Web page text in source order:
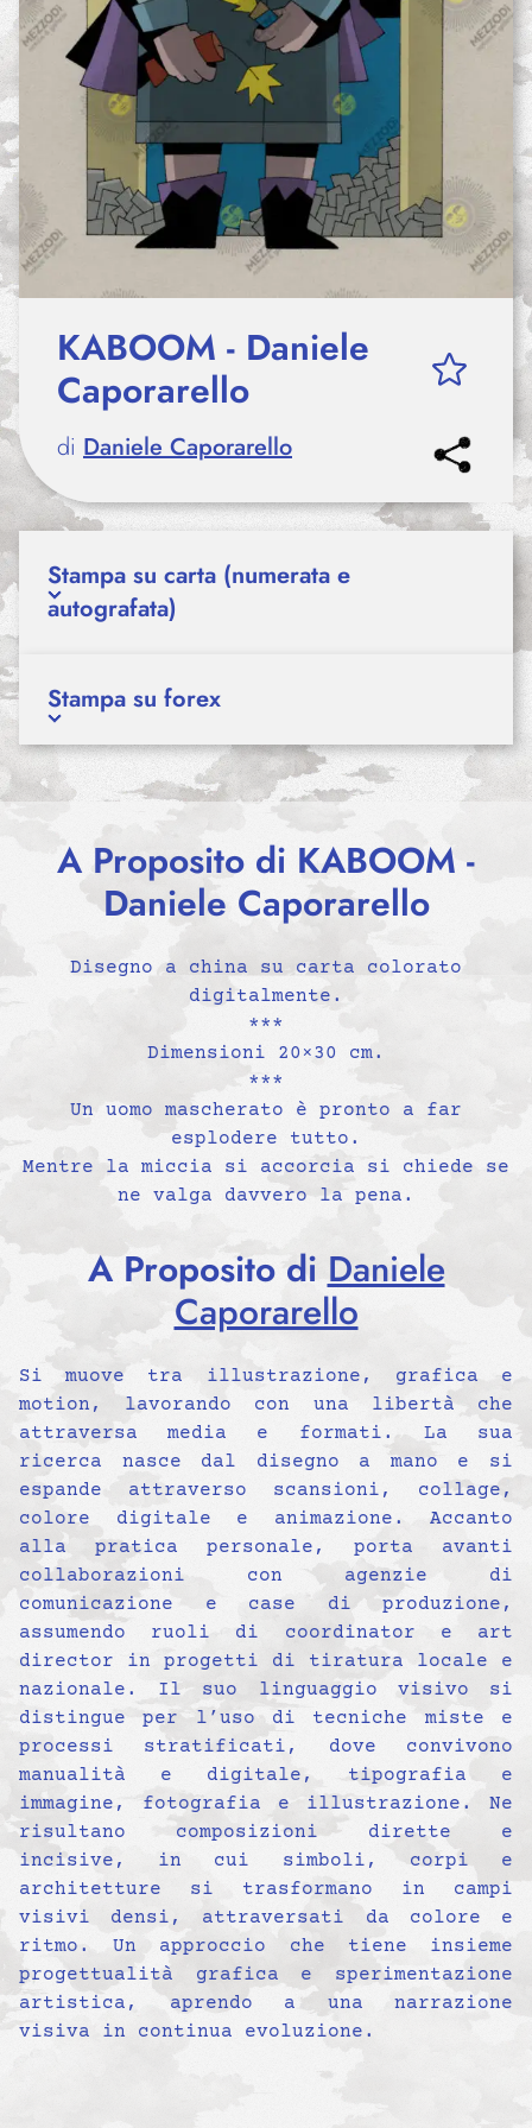
KABOOM - Daniele
Caporarello
di Daniele Caporarello
Stampa su carta (numerata e
autografata)
Stampa su forex
A Proposito di KABOOM -
Daniele Caporarello
Disegno a china su carta colorato
digitalmente.
***
Dimensioni 20×30 cm.
***
Un uomo mascherato è pronto a far
esplodere tutto.
Mentre la miccia si accorcia si chiede se
ne valga davvero la pena.
A Proposito di Daniele
Caporarello
Si muove tra illustrazione, grafica e
motion, lavorando con una libertà che
attraversa media e formati. La sua
ricerca nasce dal disegno a mano e si
espande attraverso scansioni, collage,
colore digitale e animazione. Accanto
alla pratica personale, porta avanti
collaborazioni con agenzie di
comunicazione e case di produzione,
assumendo ruoli di coordinator e art
director in progetti di tiratura locale e
nazionale. Il suo linguaggio visivo si
distingue per l’uso di tecniche miste e
processi stratificati, dove convivono
manualità e digitale, tipografia e
immagine, fotografia e illustrazione. Ne
risultano composizioni dirette e
incisive, in cui simboli, corpi e
architetture si trasformano in campi
visivi densi, attraversati da colore e
ritmo. Un approccio che tiene insieme
progettualità grafica e sperimentazione
artistica, aprendo a una narrazione
visiva in continua evoluzione.